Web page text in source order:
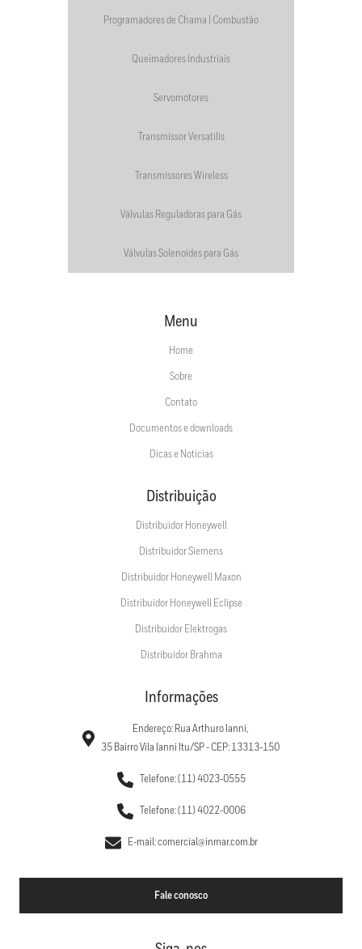
Programadores de Chama | Combustão
Queimadores Industriais
Servomotores
Transmissor Versatilis
Transmissores Wireless
Válvulas Reguladoras para Gás
Válvulas Solenoides para Gás
Menu
Home
Sobre
Contato
Documentos e downloads
Dicas e Notícias
Distribuição
Distribuidor Honeywell
Distribuidor Siemens
Distribuidor Honeywell Maxon
Distribuidor Honeywell Eclipse
Distribuidor Elektrogas
Distribuidor Brahma
Informações
Endereço: Rua Arthuro Ianni,
35 Bairro Vila Ianni Itu/SP - CEP: 13313-150
Telefone: (11) 4023-0555
Telefone: (11) 4022-0006
E-mail: comercial@inmar.com.br
Fale conosco